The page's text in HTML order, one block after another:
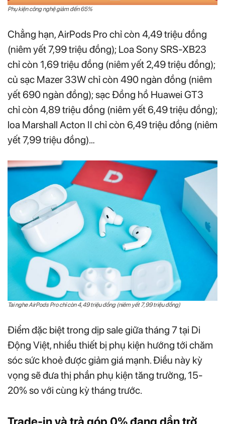
Phụ kiện công nghệ giảm đến 65%
Chẳng hạn, AirPods Pro chỉ còn 4,49 triệu đồng
(niêm yết 7,99 triệu đồng); Loa Sony SRS-XB23
chỉ còn 1,69 triệu đồng (niêm yết 2,49 triệu đồng);
củ sạc Mazer 33W chỉ còn 490 ngàn đồng (niêm
yết 690 ngàn đồng); sạc Đồng hồ Huawei GT3
chỉ còn 4,89 triệu đồng (niêm yết 6,49 triệu đồng);
loa Marshall Acton II chỉ còn 6,49 triệu đồng (niêm
yết 7,99 triệu đồng)…
Tai nghe AirPods Pro chỉ còn 4,49 triệu đồng (niêm yết 7,99 triệu đồng)
Điểm đặc biệt trong dịp sale giữa tháng 7 tại Di
Động Việt, nhiều thiết bị phụ kiện hướng tới chăm
sóc sức khoẻ được giảm giá mạnh. Điều này kỳ
vọng sẽ đưa thị phần phụ kiện tăng trưởng, 15-
20% so với cùng kỳ tháng trước.